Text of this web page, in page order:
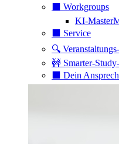
⬛️ Workgroups
KI-
⬛️ Service
🔍
🚧 Smarter-
⬛️ Dein